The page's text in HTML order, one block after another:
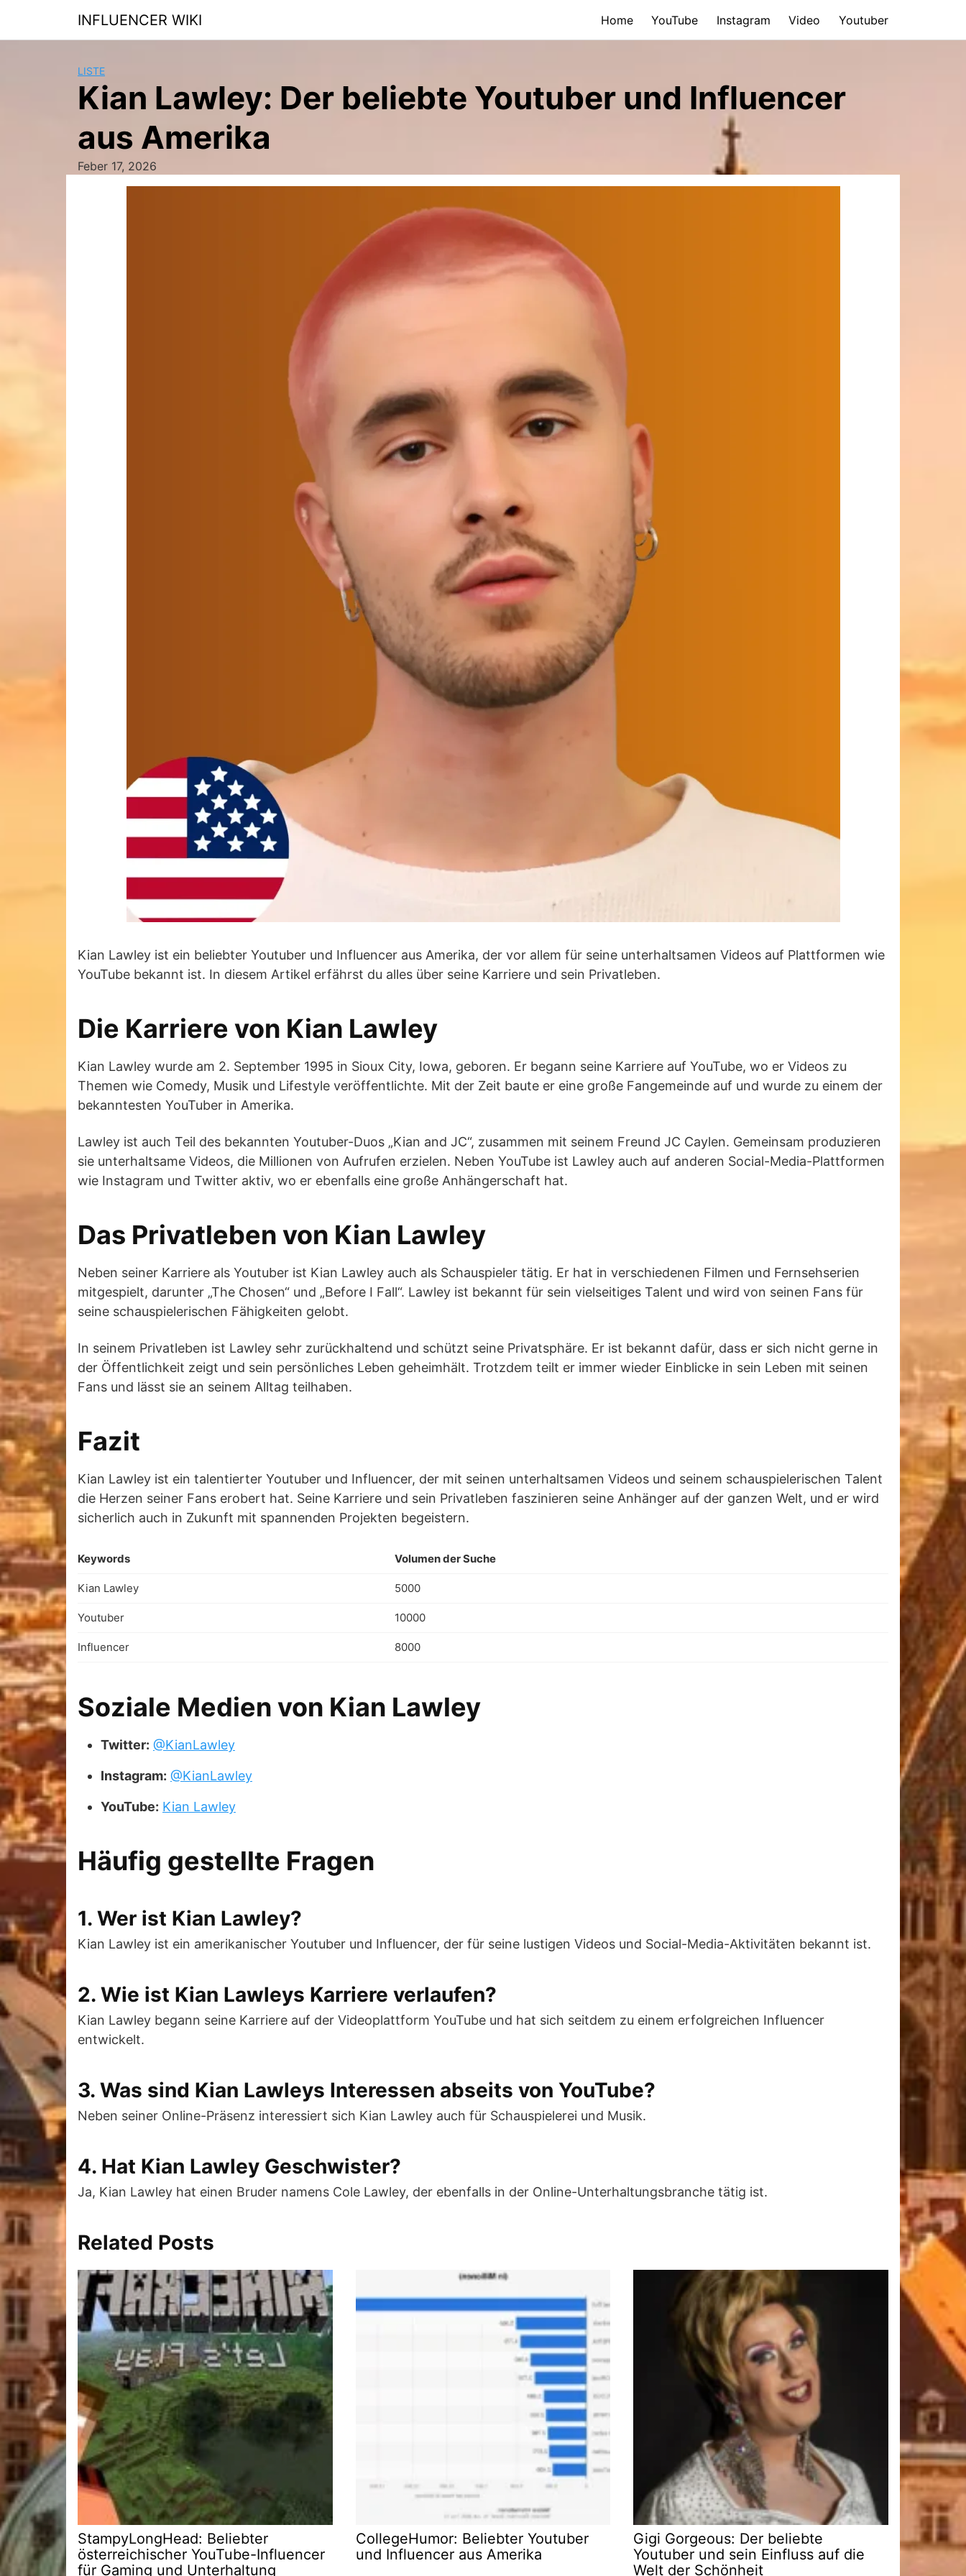
content
INFLUENCER WIKI Home YouTube Instagram Video Youtuber
LISTE
Kian Lawley: Der beliebte Youtuber und Influencer
aus Amerika
Feber 17, 2026
Kian Lawley ist ein beliebter Youtuber und Influencer aus Amerika, der vor allem für seine unterhaltsamen Videos auf Plattformen wie
YouTube bekannt ist. In diesem Artikel erfährst du alles über seine Karriere und sein Privatleben.
Die Karriere von Kian Lawley
Kian Lawley wurde am 2. September 1995 in Sioux City, Iowa, geboren. Er begann seine Karriere auf YouTube, wo er Videos zu
Themen wie Comedy, Musik und Lifestyle veröffentlichte. Mit der Zeit baute er eine große Fangemeinde auf und wurde zu einem der
bekanntesten YouTuber in Amerika.
Lawley ist auch Teil des bekannten Youtuber-Duos „Kian and JC“, zusammen mit seinem Freund JC Caylen. Gemeinsam produzieren
sie unterhaltsame Videos, die Millionen von Aufrufen erzielen. Neben YouTube ist Lawley auch auf anderen Social-Media-Plattformen
wie Instagram und Twitter aktiv, wo er ebenfalls eine große Anhängerschaft hat.
Das Privatleben von Kian Lawley
Neben seiner Karriere als Youtuber ist Kian Lawley auch als Schauspieler tätig. Er hat in verschiedenen Filmen und Fernsehserien
mitgespielt, darunter „The Chosen“ und „Before I Fall“. Lawley ist bekannt für sein vielseitiges Talent und wird von seinen Fans für
seine schauspielerischen Fähigkeiten gelobt.
In seinem Privatleben ist Lawley sehr zurückhaltend und schützt seine Privatsphäre. Er ist bekannt dafür, dass er sich nicht gerne in
der Öffentlichkeit zeigt und sein persönliches Leben geheimhält. Trotzdem teilt er immer wieder Einblicke in sein Leben mit seinen
Fans und lässt sie an seinem Alltag teilhaben.
Fazit
Kian Lawley ist ein talentierter Youtuber und Influencer, der mit seinen unterhaltsamen Videos und seinem schauspielerischen Talent
die Herzen seiner Fans erobert hat. Seine Karriere und sein Privatleben faszinieren seine Anhänger auf der ganzen Welt, und er wird
sicherlich auch in Zukunft mit spannenden Projekten begeistern.
Keywords Volumen der Suche
Kian Lawley 5000
Youtuber 10000
Influencer 8000
Soziale Medien von Kian Lawley
Twitter: @KianLawley
Instagram: @KianLawley
YouTube: Kian Lawley
Häufig gestellte Fragen
1. Wer ist Kian Lawley?
Kian Lawley ist ein amerikanischer Youtuber und Influencer, der für seine lustigen Videos und Social-Media-Aktivitäten bekannt ist.
2. Wie ist Kian Lawleys Karriere verlaufen?
Kian Lawley begann seine Karriere auf der Videoplattform YouTube und hat sich seitdem zu einem erfolgreichen Influencer
entwickelt.
3. Was sind Kian Lawleys Interessen abseits von YouTube?
Neben seiner Online-Präsenz interessiert sich Kian Lawley auch für Schauspielerei und Musik.
4. Hat Kian Lawley Geschwister?
Ja, Kian Lawley hat einen Bruder namens Cole Lawley, der ebenfalls in der Online-Unterhaltungsbranche tätig ist.
Related Posts
StampyLongHead: Beliebter
österreichischer YouTube-Influencer
für Gaming und Unterhaltung
CollegeHumor: Beliebter Youtuber
und Influencer aus Amerika
Gigi Gorgeous: Der beliebte
Youtuber und sein Einfluss auf die
Welt der Schönheit